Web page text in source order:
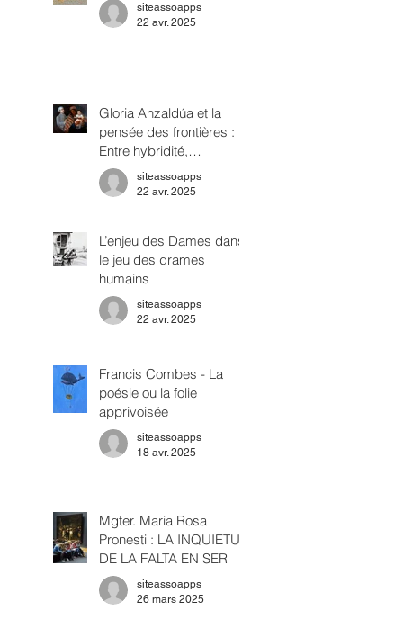
siteassoapps
22 avr. 2025
Gloria Anzaldúa et la
pensée des frontières :
Entre hybridité,
oppression et réinvention
siteassoapps
22 avr. 2025
L’enjeu des Dames dans
le jeu des drames
humains
siteassoapps
22 avr. 2025
Francis Combes - La
poésie ou la folie
apprivoisée
siteassoapps
18 avr. 2025
Mgter. Maria Rosa
Pronesti : LA INQUIETUD
DE LA FALTA EN SER
siteassoapps
26 mars 2025